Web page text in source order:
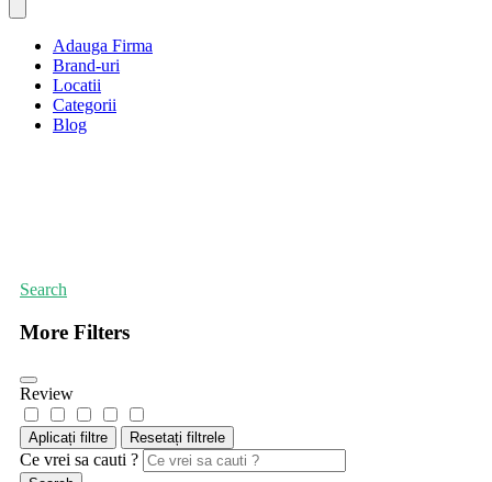
Adauga Firma
Brand-uri
Locatii
Categorii
Blog
Search
More Filters
Review
Aplicați filtre Resetați filtrele
Ce vrei sa cauti ?